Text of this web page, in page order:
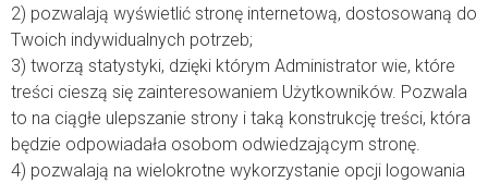
2) pozwalają wyświetlić stronę internetową, dostosowaną do
Twoich indywidualnych potrzeb;
3) tworzą statystyki, dzięki którym Administrator wie, które
treści cieszą się zainteresowaniem Użytkowników. Pozwala
to na ciągłe ulepszanie strony i taką konstrukcję treści, która
będzie odpowiadała osobom odwiedzającym stronę.
4) pozwalają na wielokrotne wykorzystanie opcji logowania